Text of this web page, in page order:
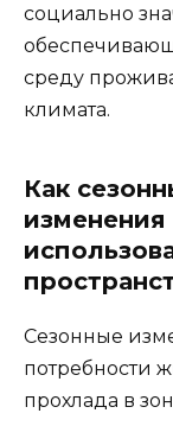
социально
среду
климата.
Как
Сезонные
потребности
прохлада в